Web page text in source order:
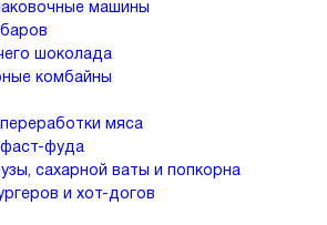
машины
шоколада
комбайны
мяса
фуда
сахарной ваты и попкорна
и хот-догов